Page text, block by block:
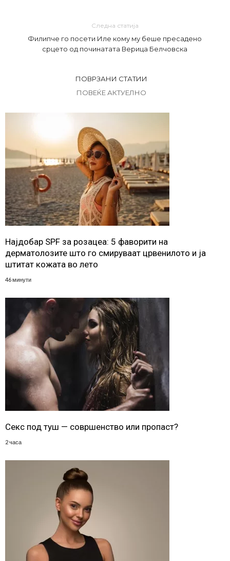
Следна статија
Филипче го посети Иле кому му беше пресадено
срцето од починатата Верица Белчовска
ПОВРЗАНИ СТАТИИ
ПОВЕЌЕ АКТУЕЛНО
Најдобар SPF за розацеа: 5 фаворити на
дерматолозите што го смируваат црвенилото и ја
штитат кожата во лето
46 минути
Секс под туш — совршенство или пропаст?
2 часа